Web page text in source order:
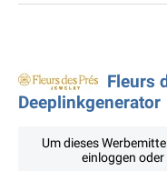
Fleurs
Deeplinkgenerator
Um dieses
einloggen oder